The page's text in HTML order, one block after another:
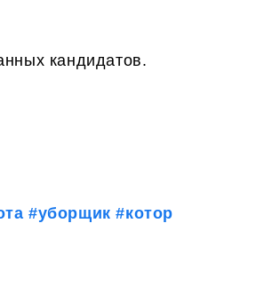
кандидатов.
#уборщик #котор